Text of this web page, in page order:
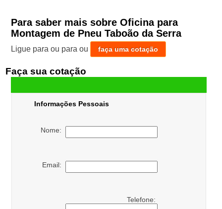
Para saber mais sobre Oficina para
Montagem de Pneu Taboão da Serra
Ligue para ou para ou faça uma cotação
Faça sua cotação
Informações Pessoais
Nome:
Email:
Telefone: